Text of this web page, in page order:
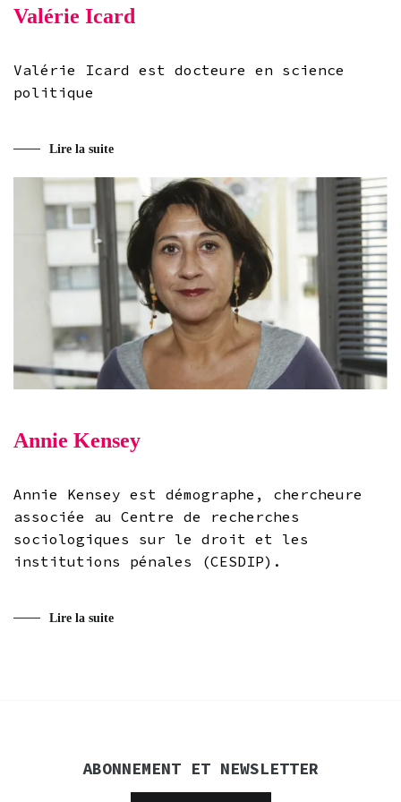
Valérie Icard
Valérie Icard est docteure en science
politique
Lire la suite
Annie Kensey
Annie Kensey est démographe, chercheure
associée au Centre de recherches
sociologiques sur le droit et les
institutions pénales (CESDIP).
Lire la suite
ABONNEMENT ET NEWSLETTER